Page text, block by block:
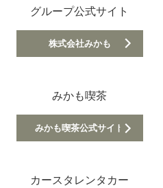
グループ公式サイト
株式会社みかも
みかも喫茶
みかも喫茶公式サイト
カースタレンタカー